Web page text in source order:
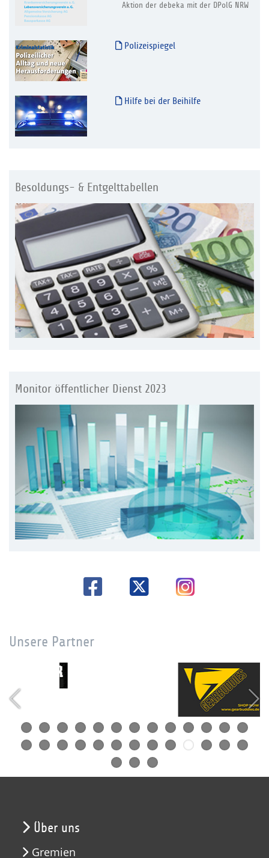
Aktion der debeka mit der DPolG NRW
Polizeispiegel
Hilfe bei der Beihilfe
Besoldungs- & Entgelttabellen
Monitor öffentlicher Dienst 2023
Unsere Partner
Über uns
Gremien